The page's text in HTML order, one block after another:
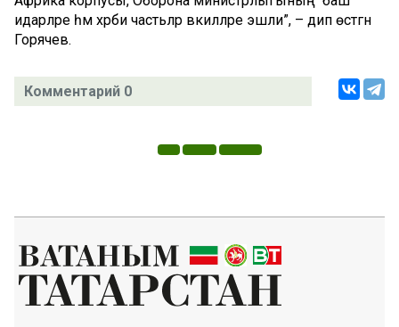
идарәләре һәм хәрби частьләр вәкилләре эшли”, – дип өстәгән
Горячев.
Комментарий 0